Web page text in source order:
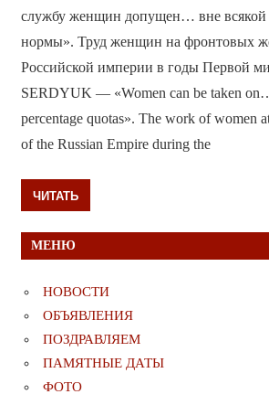
службу женщин допущен… вне всякой
нормы». Труд женщин на фронтовых
Российской империи в годы Первой
SERDYUK — «Women can be taken
percentage quotas». The work of women
of the Russian Empire during the
ЧИТАТЬ
МЕНЮ
НОВОСТИ
ОБЪЯВЛЕНИЯ
ПОЗДРАВЛЯЕМ
ПАМЯТНЫЕ ДАТЫ
ФОТО